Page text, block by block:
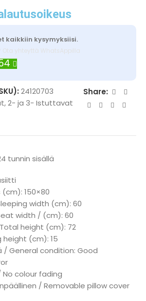
kaikkiin kysymyksiisi.
Ota yhteyttä WhatsAppilla
24120703
,2- ja 3- Istuttavat
Share:
tunnin sisällä
150×80
width (cm): 60
width / (cm): 60
height (cm): 72
height (cm): 15
/ General condition: Good
No colour fading
/ Removable pillow cover